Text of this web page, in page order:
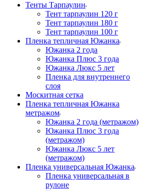
Тенты Тарпаулин
Тент тарпаулин 120 г
Тент тарпаулин 180 г
Тент тарпаулин 100 г
Пленка тепличная Южанка
Южанка 2 года
Южанка Плюс 3 года
Южанка Люкс 5 лет
Пленка для внутреннего
слоя
Москитная сетка
Пленка тепличная Южанка
метражом
Южанка 2 года (метражом)
Южанка Плюс 3 года
(метражом)
Южанка Люкс 5 лет
(метражом)
Пленка универсальная Южанка
Пленка универсальная в
рулоне